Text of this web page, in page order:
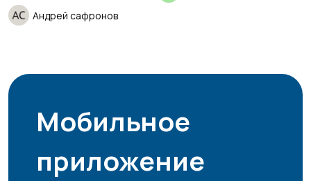
Андрей сафронов
Мобильное
приложение